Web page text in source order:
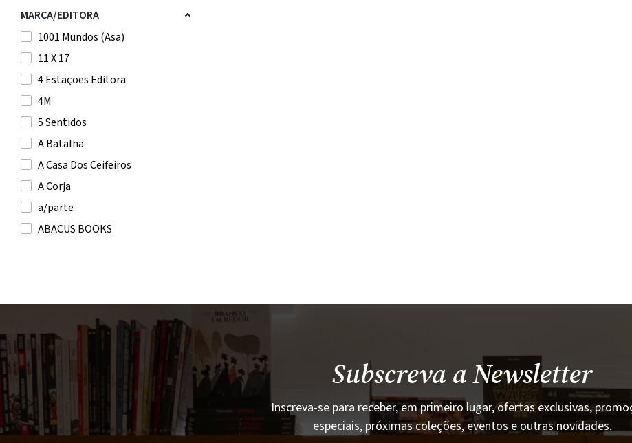
A. T. Qureshi
A.E. Housman
A.F. Steadman
A.L. Jackson
Aaron Blabey
Aaron Reynolds
AAVV
Abby Jimenez
Abdellah Taïa
Abdelwahab Meddeb
Abdul Rahman Azzam
Abigail Balfe
Abigail Owen
Abigail Shrier
Abraham Lincoln
Accursio Soldano
Achdé
Achille Mbembe
MARCA/EDITORA
1001 Mundos (Asa)
11 X 17
4 Estaçoes Editora
4M
5 Sentidos
A Batalha
A Casa Dos Ceifeiros
A Corja
a/parte
ABACUS BOOKS
Ala Dos Livros
Albatroz
Alfaguara
Alfarroba
Alma Dos Livros
Subscreva a Newsletter
Inscreva-se para receber, em primeiro lugar, ofertas exclusivas,
especiais, próximas coleções, eventos e outras novidades.